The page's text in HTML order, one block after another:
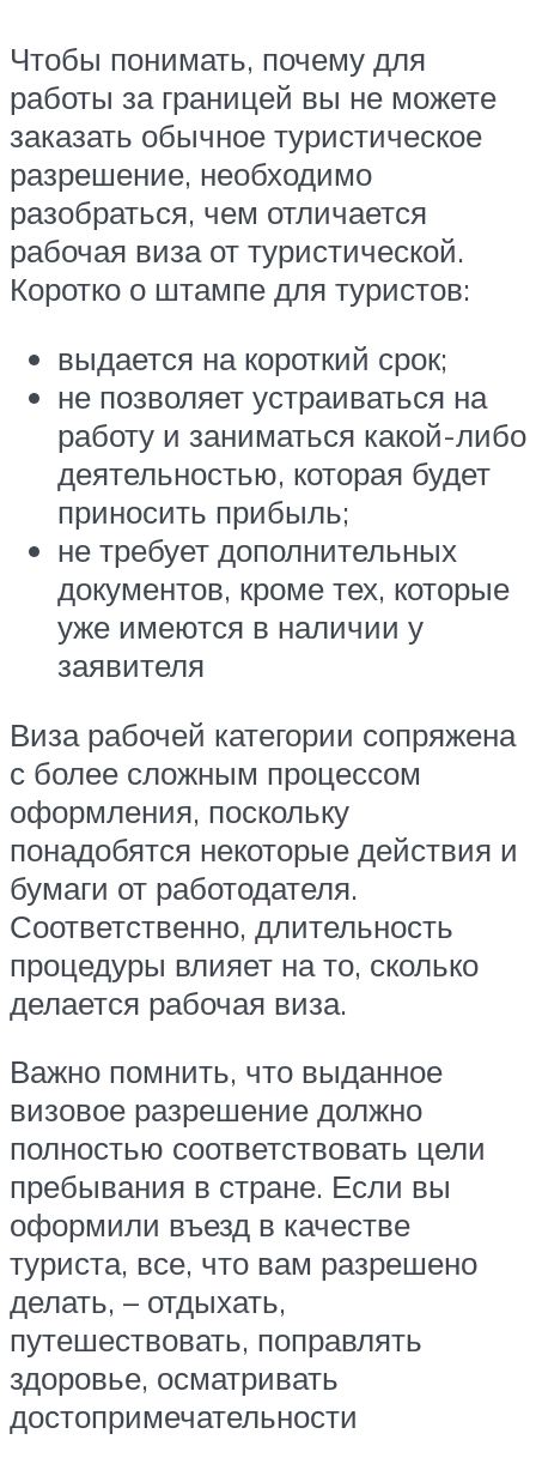
Чтобы понимать, почему для
работы за границей вы не можете
заказать обычное туристическое
разрешение, необходимо
разобраться, чем отличается
рабочая виза от туристической.
Коротко о штампе для туристов:
выдается на короткий срок;
не позволяет устраиваться на
работу и заниматься какой-либо
деятельностью, которая будет
приносить прибыль;
не требует дополнительных
документов, кроме тех, которые
уже имеются в наличии у
заявителя
Виза рабочей категории сопряжена
с более сложным процессом
оформления, поскольку
понадобятся некоторые действия и
бумаги от работодателя.
Соответственно, длительность
процедуры влияет на то, сколько
делается рабочая виза.
Важно помнить, что выданное
визовое разрешение должно
полностью соответствовать цели
пребывания в стране. Если вы
оформили въезд в качестве
туриста, все, что вам разрешено
делать, – отдыхать,
путешествовать, поправлять
здоровье, осматривать
достопримечательности